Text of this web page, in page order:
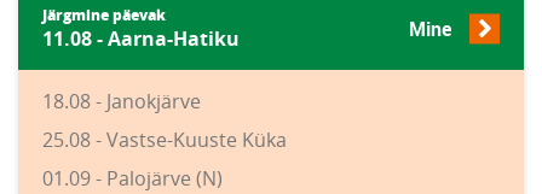
Järgmine päevak
11.08 - Aarna-Hatiku Mine
18.08 - Janokjärve
25.08 - Vastse-Kuuste Küka
01.09 - Palojärve (N)